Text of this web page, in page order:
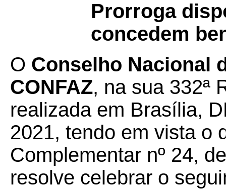
Prorroga
concedem
O Conselho Nacional
CONFAZ, na sua 332ª
realizada em Brasília,
2021, tendo em vista o
Complementar nº 24,
resolve celebrar o